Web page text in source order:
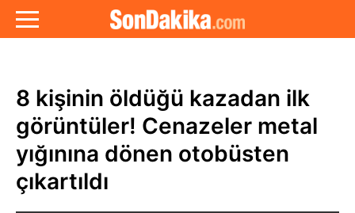
8 kişinin öldüğü kazadan ilk
görüntüler! Cenazeler metal
yığınına dönen otobüsten
çıkartıldı